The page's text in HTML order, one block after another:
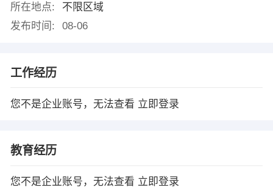
所在地点:
不限区域
发布时间:
08-06
工作经历
您不是企业账号，无法查看 立即登录
教育经历
您不是企业账号，无法查看 立即登录